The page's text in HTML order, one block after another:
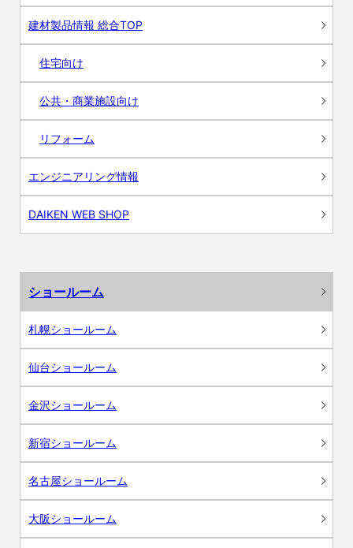
建材製品情報 総合TOP
住宅向け
公共・商業施設向け
リフォーム
エンジニアリング情報
DAIKEN WEB SHOP
ショールーム
札幌ショールーム
仙台ショールーム
金沢ショールーム
新宿ショールーム
名古屋ショールーム
大阪ショールーム